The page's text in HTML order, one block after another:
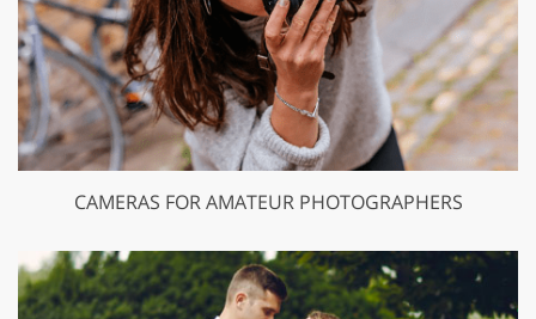
CAMERAS FOR AMATEUR PHOTOGRAPHERS